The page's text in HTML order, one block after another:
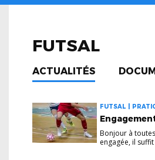
FUTSAL
ACTUALITÉS
FUTSAL |
Bonjour à
engagée, il